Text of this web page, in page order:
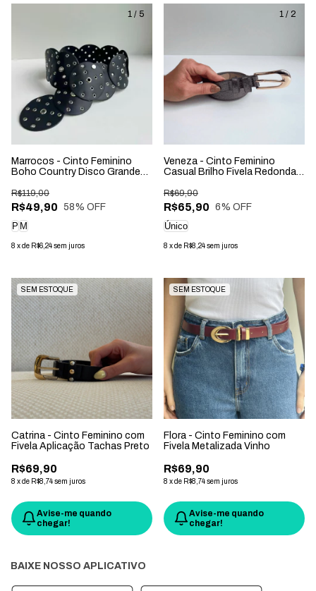
1 / 5
Marrocos - Cinto Feminino
Boho Country Disco Grande
R$49,90
R$119,00
58% OFF
P M
8 xde R$6,24sem juros
1 / 2
Veneza - Cinto Feminino
Casual Brilho Fivela Redonda
R$65,90
R$69,90
6% OFF
Único
8 xde R$8,24sem juros
SEM ESTOQUE
Catrina - Cinto Feminino com
Fivela Aplicação Tachas Preto
R$69,90
8 xde R$8,74sem juros
Avise-me quando
chegar!
SEM ESTOQUE
Flora - Cinto Feminino com
Fivela Metalizada Vinho
R$69,90
8 xde R$8,74sem juros
Avise-me quando
chegar!
BAIXE NOSSO APLICATIVO